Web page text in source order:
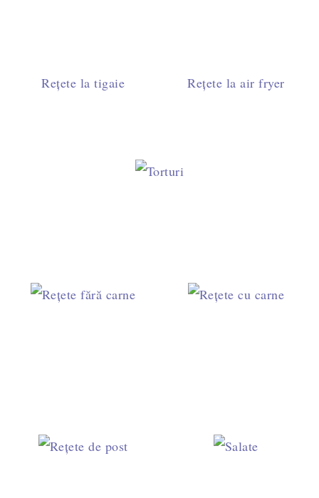
Rețete la tigaie Rețete la air fryer